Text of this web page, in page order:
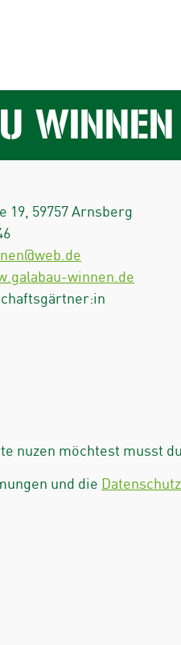
19 59757 Arnsberg
winnen.de
nuzen möchtest musst
und die